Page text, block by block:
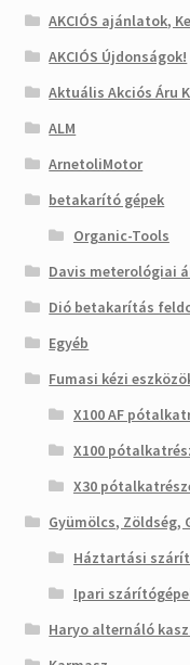
AKCIÓS ajánlatok,
AKCIÓS Újdonságok!
Aktuális Akciós Áru
ALM
ArnetoliMotor
betakarító gépek
Organic-Tools
Davis meterológiai
Dió betakarítás
Egyéb
Fumasi kézi
X100 AF
X100
X30
Gyümölcs, Zöldség,
Háztartási
Ipari
Haryo alternáló